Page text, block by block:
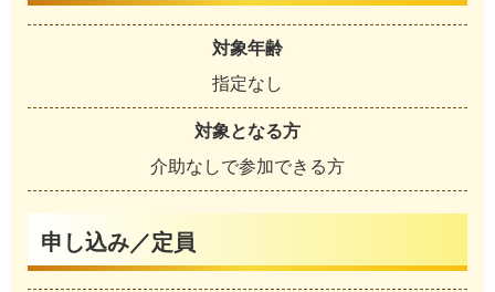
対象年齢
指定なし
対象となる方
介助なしで参加できる方
申し込み／定員